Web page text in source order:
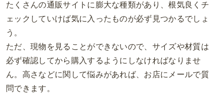
たくさんの通販サイトに膨大な種類があり、根気良くチ
ェックしていけば気に入ったものが必ず見つかるでしょ
う。
ただ、現物を見ることができないので、サイズや材質は
必ず確認してから購入するようにしなければなりませ
ん。 高さなどに関して悩みがあれば、お店にメールで質
問できます。